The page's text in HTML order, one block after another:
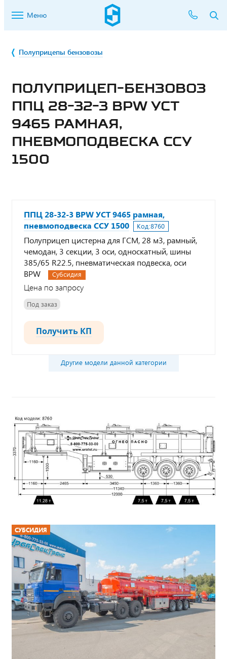
Меню
Полуприцепы бензовозы
ПОЛУПРИЦЕП-БЕНЗОВОЗ
ППЦ 28-32-3 BPW УСТ
9465 РАМНАЯ,
ПНЕВМОПОДВЕСКА ССУ
1500
ППЦ 28-32-3 BPW УСТ 9465 рамная,
пневмоподвеска ССУ 1500
Код:8760
Полуприцеп цистерна для ГСМ, 28 м3, рамный,
чемодан, 3 секции, 3 оси, односкатный, шины
385/65 R22.5, пневматическая подвеска, оси
BPW
Субсидия
Цена по запросу
Под заказ
Получить КП
Другие модели данной категории
СУБСИДИЯ